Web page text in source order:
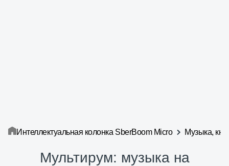
Интеллектуальная колонка SberBoom Micro Музыка,
Мультирум: музыка на